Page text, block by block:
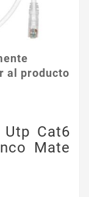
al producto
Utp Cat6
Mate